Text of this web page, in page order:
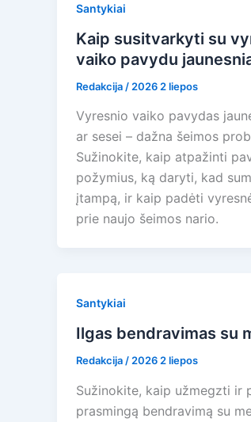
Santykiai
Kaip susitvarkyti su
vaiko pavydu
Redakcija / 2026 2 liepos
Vyresnio vaiko pavydas
ar sesei – dažna šeimos
Sužinokite, kaip atpažinti
požymius, ką daryti, kad
įtampą, ir kaip padėti
prie naujo šeimos nario.
Santykiai
Ilgas bendravimas su
Redakcija / 2026 2 liepos
Sužinokite, kaip užmegzti ir
prasmingą bendravimą su